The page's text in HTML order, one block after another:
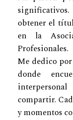
obtener el
en la
Profesionales.
Me dedico
donde
compartir.
y momentos